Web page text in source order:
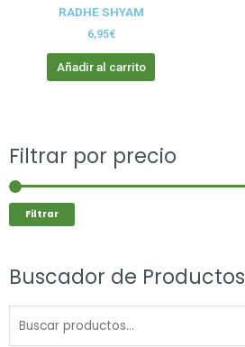
RADHE SHYAM
6,95€
Añadir al carrito
Filtrar por precio
Filtrar
Buscador de Productos
Buscar